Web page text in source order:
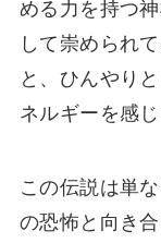
める力を持つ
して崇められ
と、ひんやり
ネルギーを感
この伝説は単
の恐怖と向き